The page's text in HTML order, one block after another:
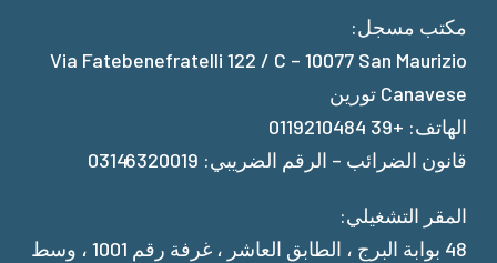
مكتب مسجل:
Via Fatebenefratelli 122 / C – 10077 San Maurizio
Canavese تورين
الهاتف: +39 0119210484
قانون الضرائب – الرقم الضريبي: 03146320019
المقر التشغيلي:
48 بوابة البرج ، الطابق العاشر ، غرفة رقم 1001 ، وسط